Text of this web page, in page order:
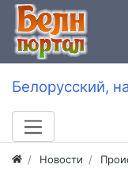
Белорусский,
Новости